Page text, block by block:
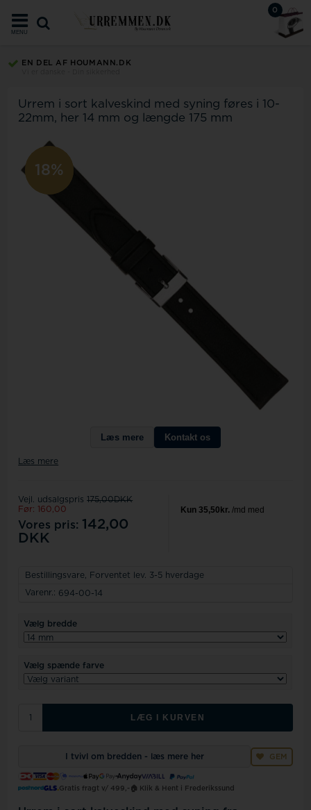
0
MENU
EN DEL AF HOUMANN.DK
Urrem i sort kalveskind med syning føres i 10-
22mm, her 14 mm og længde 175 mm
11%
18%
Læs mere Kontakt os
Læs mere
Vejl. udsalgspris 175,00DKK
Før: 160,00
Vores pris: 142,00
DKK
Bestillingsvare, Forventet lev. 3-5 hverdage
Varenr.: 694-00-14
Vælg bredde
Vælg spænde farve
LÆG I KURVEN
I tvivl om bredden - læs mere her GEM
Gratis fragt v/ 499,- 🏠 Klik & Hent i Frederikssund